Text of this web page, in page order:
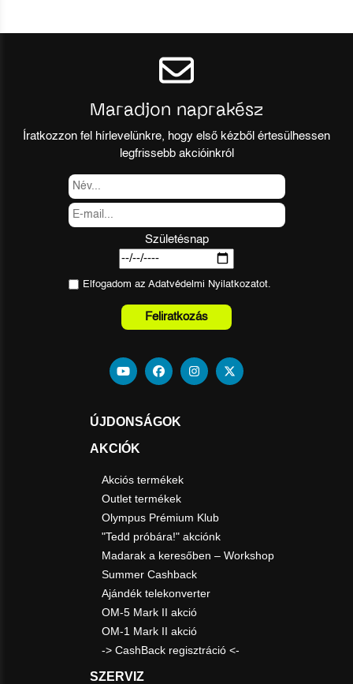
Maradjon naprakész
Íratkozzon fel hírlevelünkre, hogy első kézből értesülhessen
legfrissebb akcióinkról
Születésnap
Elfogadom az Adatvédelmi Nyilatkozatot.
Feliratkozás
ÚJDONSÁGOK
AKCIÓK
Akciós termékek
Outlet termékek
Olympus Prémium Klub
"Tedd próbára!" akciónk
Madarak a keresőben – Workshop
Summer Cashback
Ajándék telekonverter
OM-5 Mark II akció
OM-1 Mark II akció
-> CashBack regisztráció <-
SZERVIZ